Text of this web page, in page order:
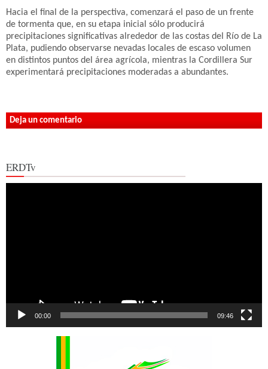
Hacia el final de la perspectiva, comenzará el paso de un frente
de tormenta que, en su etapa inicial sólo producirá
precipitaciones significativas alrededor de las costas del Río de La
Plata, pudiendo observarse nevadas locales de escaso volumen
en distintos puntos del área agrícola, mientras la Cordillera Sur
experimentará precipitaciones moderadas a abundantes.
Deja un comentario
ERDTv
00:00 09:46